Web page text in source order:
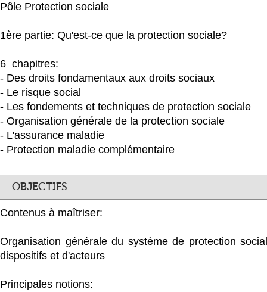
Pôle Protection sociale
1ère partie: Qu'est-ce que la protection sociale?
6 chapitres:
- Des droits fondamentaux aux droits sociaux
- Le risque social
- Les fondements et techniques de protection sociale
- Organisation générale de la protection sociale
- L'assurance maladie
- Protection maladie complémentaire
OBJECTIFS
Contenus à maîtriser:
Organisation générale du système de protection
dispositifs et d'acteurs
Principales notions: